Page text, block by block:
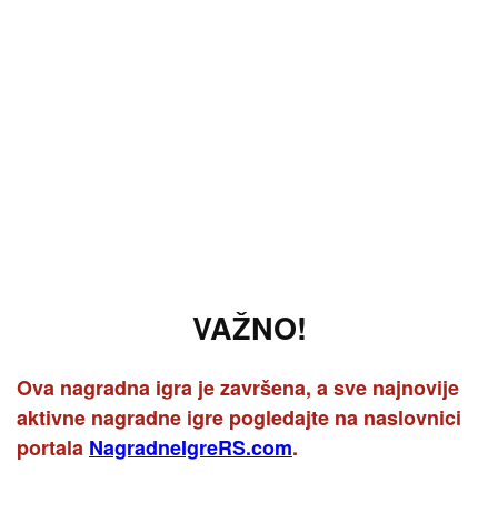
VAŽNO!
Ova nagradna igra je završena, a sve najnovije
aktivne nagradne igre pogledajte na naslovnici
portala NagradneIgreRS.com.